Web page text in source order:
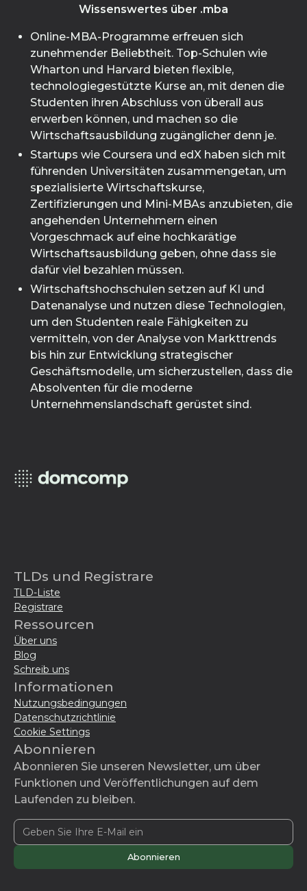
Wissenswertes über .mba
Online-MBA-Programme erfreuen sich
zunehmender Beliebtheit. Top-Schulen wie
Wharton und Harvard bieten flexible,
technologiegestützte Kurse an, mit denen die
Studenten ihren Abschluss von überall aus
erwerben können, und machen so die
Wirtschaftsausbildung zugänglicher denn je.
Startups wie Coursera und edX haben sich mit
führenden Universitäten zusammengetan, um
spezialisierte Wirtschaftskurse,
Zertifizierungen und Mini-MBAs anzubieten, die
angehenden Unternehmern einen
Vorgeschmack auf eine hochkarätige
Wirtschaftsausbildung geben, ohne dass sie
dafür viel bezahlen müssen.
Wirtschaftshochschulen setzen auf KI und
Datenanalyse und nutzen diese Technologien,
um den Studenten reale Fähigkeiten zu
vermitteln, von der Analyse von Markttrends
bis hin zur Entwicklung strategischer
Geschäftsmodelle, um sicherzustellen, dass die
Absolventen für die moderne
Unternehmenslandschaft gerüstet sind.
TLDs und Registrare
TLD-Liste
Registrare
Ressourcen
Über uns
Blog
Schreib uns
Informationen
Nutzungsbedingungen
Datenschutzrichtlinie
Cookie Settings
Abonnieren
Abonnieren Sie unseren Newsletter, um über
Funktionen und Veröffentlichungen auf dem
Laufenden zu bleiben.